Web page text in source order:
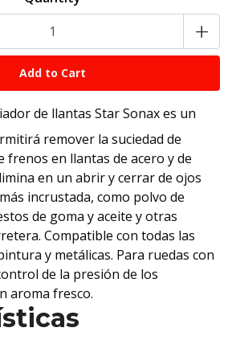
+
de llantas Star Sonax es un
remover la suciedad de
frenos en llantas de acero y de
en un abrir y cerrar de ojos
incrustada, como polvo de
de goma y aceite y otras
Compatible con todas las
y metálicas. Para ruedas con
de la presión de los
aroma fresco.